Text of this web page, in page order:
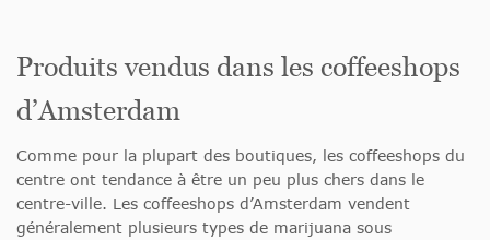
Produits vendus dans les coffeeshops
d’Amsterdam
Comme pour la plupart des boutiques, les coffeeshops du
centre ont tendance à être un peu plus chers dans le
centre-ville. Les coffeeshops d’Amsterdam vendent
généralement plusieurs types de marijuana sous